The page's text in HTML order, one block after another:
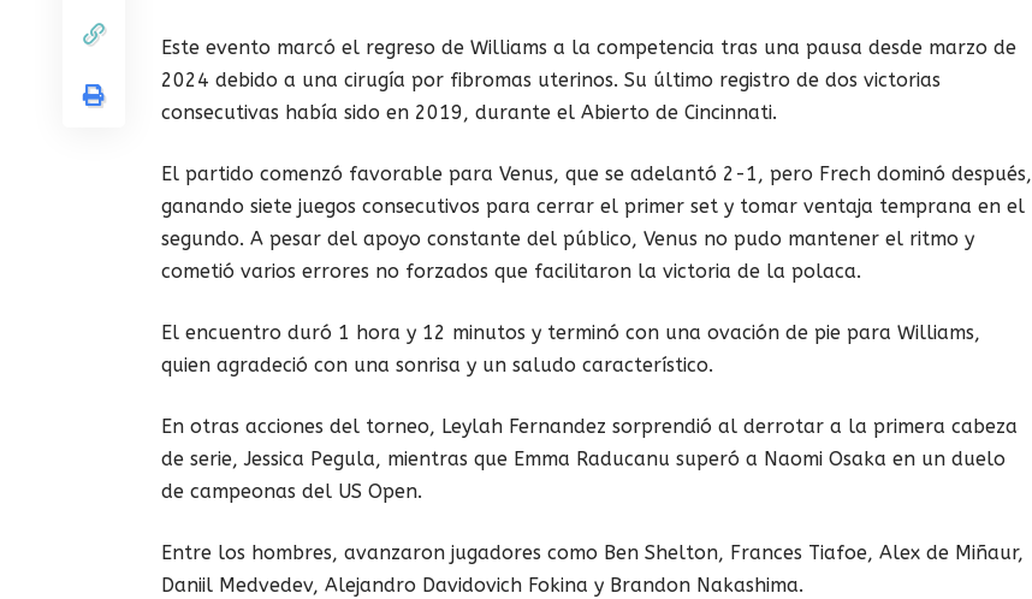
Este evento marcó el regreso de Williams a la competencia tras una pausa desde marzo de
2024 debido a una cirugía por fibromas uterinos. Su último registro de dos victorias
consecutivas había sido en 2019, durante el Abierto de Cincinnati.
El partido comenzó favorable para Venus, que se adelantó 2-1, pero Frech dominó después,
ganando siete juegos consecutivos para cerrar el primer set y tomar ventaja temprana en el
segundo. A pesar del apoyo constante del público, Venus no pudo mantener el ritmo y
cometió varios errores no forzados que facilitaron la victoria de la polaca.
El encuentro duró 1 hora y 12 minutos y terminó con una ovación de pie para Williams,
quien agradeció con una sonrisa y un saludo característico.
En otras acciones del torneo, Leylah Fernandez sorprendió al derrotar a la primera cabeza
de serie, Jessica Pegula, mientras que Emma Raducanu superó a Naomi Osaka en un duelo
de campeonas del US Open.
Entre los hombres, avanzaron jugadores como Ben Shelton, Frances Tiafoe, Alex de Miñaur,
Daniil Medvedev, Alejandro Davidovich Fokina y Brandon Nakashima.